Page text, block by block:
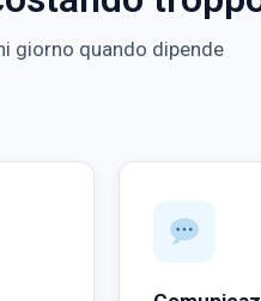
giorno quando dipende